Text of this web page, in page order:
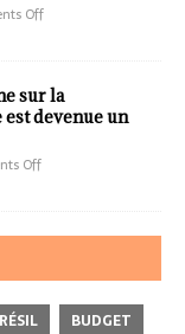
Off
sur la
est devenue un
Off
BUDGET